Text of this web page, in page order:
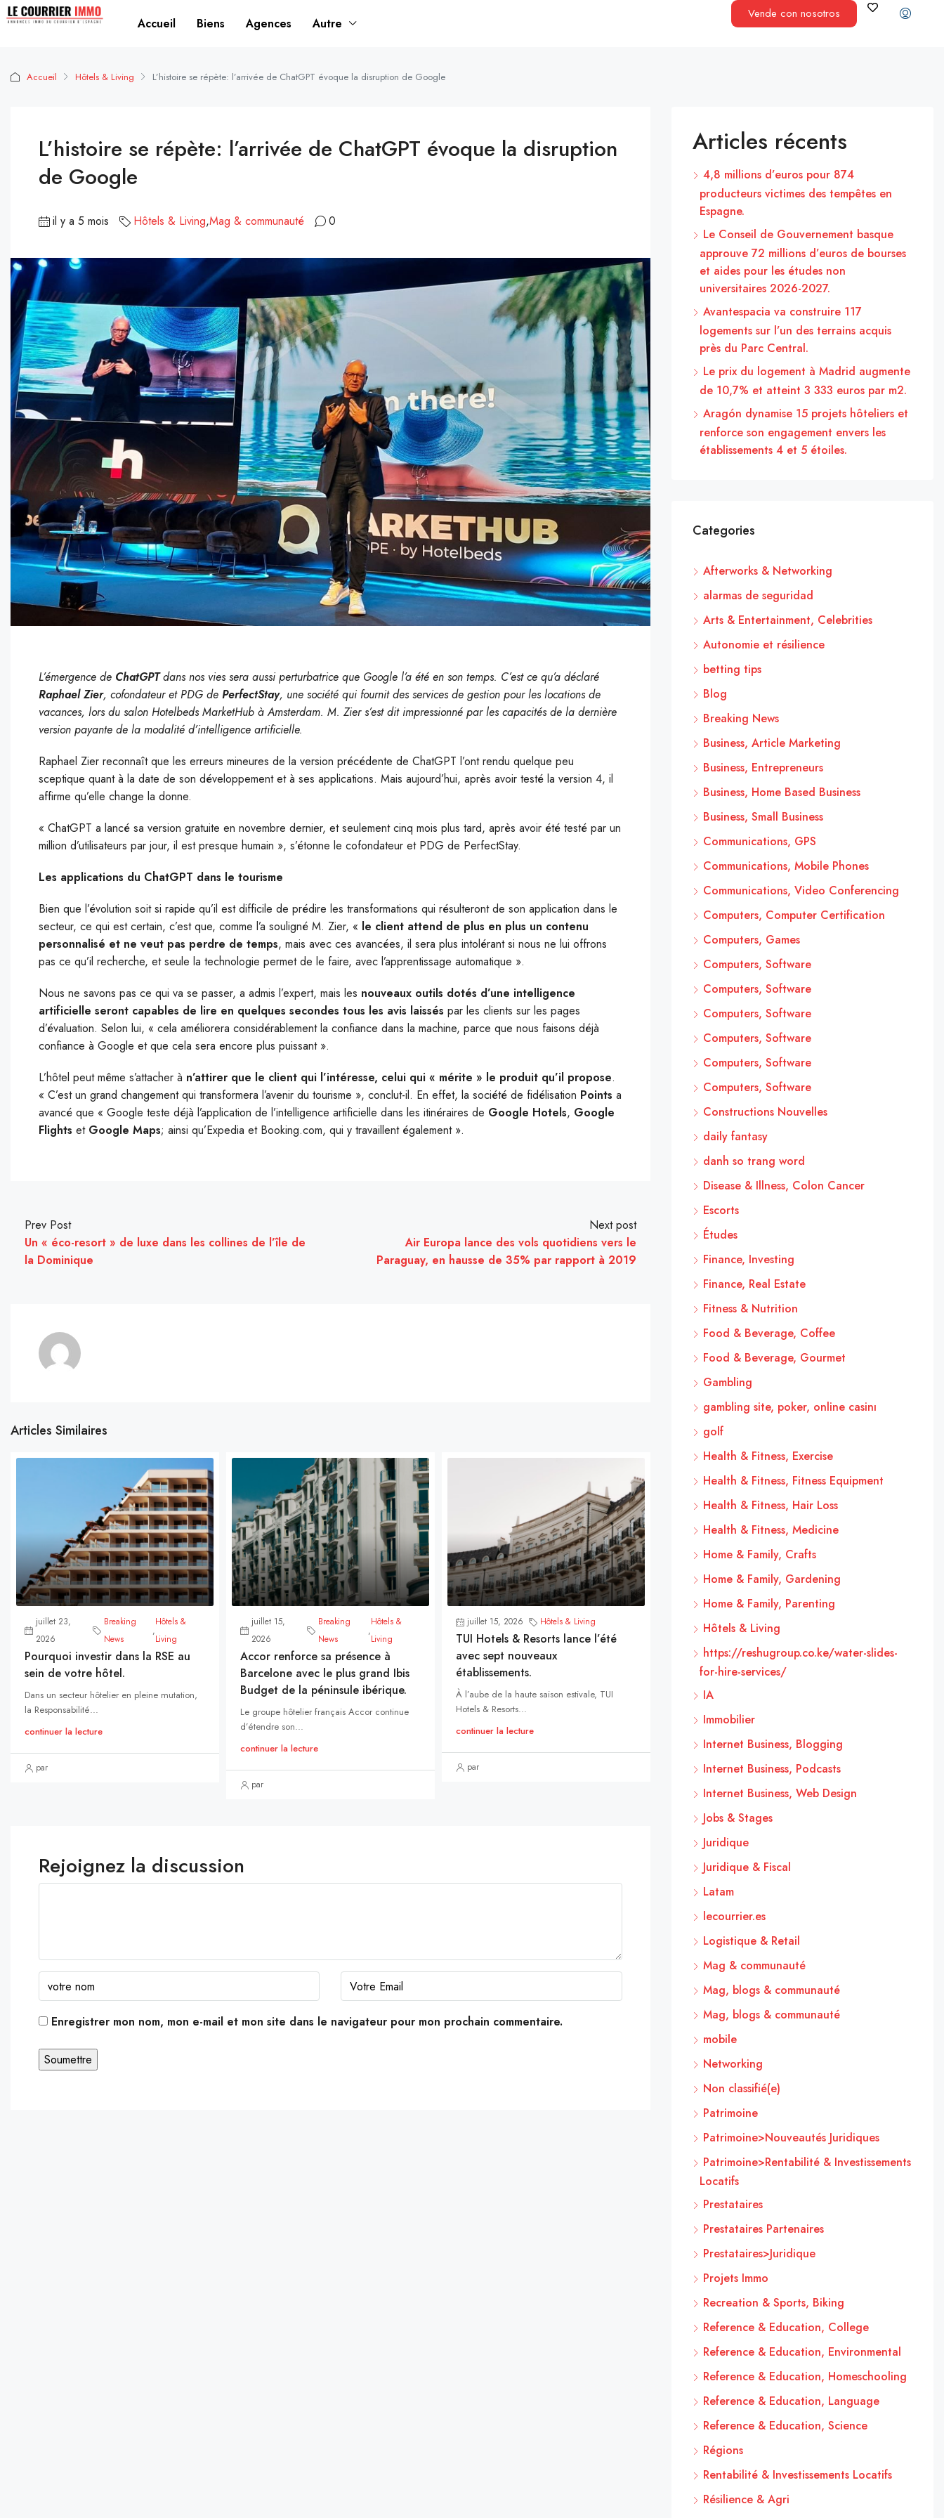
Accueil Biens Agences Autre
Vende con nosotros
Accueil Hôtels & Living L’histoire se répète: l’arrivée de ChatGPT évoque la disruption de Google
L’histoire se répète: l’arrivée de ChatGPT évoque la disruption
de Google
il y a 5 mois Hôtels & Living,Mag & communauté 0
L’émergence de ChatGPTdans nos vies sera aussi perturbatrice que Google l’a été en son temps. C’est ce qu’a déclaré
Raphael Zier, cofondateur et PDG de PerfectStay, une société qui fournit des services de gestion pour les locations de
vacances, lors du salon Hotelbeds MarketHub à Amsterdam. M. Zier s’est dit impressionné par les capacités de la dernière
version payante de la modalité d’intelligence artificielle.
Raphael Zier reconnaît que les erreurs mineures de la version précédente de ChatGPT l’ont rendu quelque peu
sceptique quant à la date de son développement et à ses applications. Mais aujourd’hui, après avoir testé la version 4, il
affirme qu’elle change la donne.
« ChatGPT a lancé sa version gratuite en novembre dernier, et seulement cinq mois plus tard, après avoir été testé par un
million d’utilisateurs par jour, il est presque humain », s’étonne le cofondateur et PDG de PerfectStay.
Les applications du ChatGPT dans le tourisme
Bien que l’évolution soit si rapide qu’il est difficile de prédire les transformations qui résulteront de son application dans le
secteur, ce qui est certain, c’est que, comme l’a souligné M. Zier, « le client attend de plus en plus un contenu
personnalisé et ne veut pas perdre de temps, mais avec ces avancées, il sera plus intolérant si nous ne lui offrons
pas ce qu’il recherche, et seule la technologie permet de le faire, avec l’apprentissage automatique ».
Nous ne savons pas ce qui va se passer, a admis l’expert, mais les nouveaux outils dotés d’une intelligence
artificielle seront capables de lire en quelques secondes tous les avis laissés par les clients sur les pages
d’évaluation. Selon lui, « cela améliorera considérablement la confiance dans la machine, parce que nous faisons déjà
confiance à Google et que cela sera encore plus puissant ».
L’hôtel peut même s’attacher à n’attirer que le client qui l’intéresse, celui qui « mérite » le produit qu’il propose.
« C’est un grand changement qui transformera l’avenir du tourisme », conclut-il. En effet, la société de fidélisation Points a
avancé que « Google teste déjà l’application de l’intelligence artificielle dans les itinéraires de Google Hotels, Google
Flights et Google Maps; ainsi qu’Expedia et Booking.com, qui y travaillent également ».
Prev Post
Un « éco-resort » de luxe dans les collines de l’île de
la Dominique
Next post
Air Europa lance des vols quotidiens vers le
Paraguay, en hausse de 35% par rapport à 2019
Articles Similaires
juillet 23,
2026
Breaking
News
,
Hôtels &
Living
Pourquoi investir dans la RSE au
sein de votre hôtel.
Dans un secteur hôtelier en pleine mutation,
la Responsabilité...
continuer la lecture
par
juillet 15,
2026
Breaking
News
,
Hôtels &
Living
Accor renforce sa présence à
Barcelone avec le plus grand Ibis
Budget de la péninsule ibérique.
Le groupe hôtelier français Accor continue
d’étendre son...
continuer la lecture
par
juillet 15, 2026 Hôtels & Living
TUI Hotels & Resorts lance l’été
avec sept nouveaux
établissements.
À l’aube de la haute saison estivale, TUI
Hotels & Resorts...
continuer la lecture
par
Rejoignez la discussion
Enregistrer mon nom, mon e-mail et mon site dans le navigateur pour mon prochain commentaire.
Articles récents
4,8 millions d’euros pour 874
producteurs victimes des tempêtes en
Espagne.
Le Conseil de Gouvernement basque
approuve 72 millions d’euros de bourses
et aides pour les études non
universitaires 2026-2027.
Avantespacia va construire 117
logements sur l’un des terrains acquis
près du Parc Central.
Le prix du logement à Madrid augmente
de 10,7% et atteint 3 333 euros par m2.
Aragón dynamise 15 projets hôteliers et
renforce son engagement envers les
établissements 4 et 5 étoiles.
Categories
Afterworks & Networking
alarmas de seguridad
Arts & Entertainment, Celebrities
Autonomie et résilience
betting tips
Blog
Breaking News
Business, Article Marketing
Business, Entrepreneurs
Business, Home Based Business
Business, Small Business
Communications, GPS
Communications, Mobile Phones
Communications, Video Conferencing
Computers, Computer Certification
Computers, Games
Computers, Software
Computers, Software
Computers, Software
Computers, Software
Computers, Software
Computers, Software
Constructions Nouvelles
daily fantasy
danh so trang word
Disease & Illness, Colon Cancer
Escorts
Études
Finance, Investing
Finance, Real Estate
Fitness & Nutrition
Food & Beverage, Coffee
Food & Beverage, Gourmet
Gambling
gambling site, poker, online casinı
golf
Health & Fitness, Exercise
Health & Fitness, Fitness Equipment
Health & Fitness, Hair Loss
Health & Fitness, Medicine
Home & Family, Crafts
Home & Family, Gardening
Home & Family, Parenting
Hôtels & Living
https://reshugroup.co.ke/water-slides-
for-hire-services/
IA
Immobilier
Internet Business, Blogging
Internet Business, Podcasts
Internet Business, Web Design
Jobs & Stages
Juridique
Juridique & Fiscal
Latam
lecourrier.es
Logistique & Retail
Mag & communauté
Mag, blogs & communauté
Mag, blogs & communauté
mobile
Networking
Non classifié(e)
Patrimoine
Patrimoine>Nouveautés Juridiques
Patrimoine>Rentabilité & Investissements
Locatifs
Prestataires
Prestataires Partenaires
Prestataires>Juridique
Projets Immo
Recreation & Sports, Biking
Reference & Education, College
Reference & Education, Environmental
Reference & Education, Homeschooling
Reference & Education, Language
Reference & Education, Science
Régions
Rentabilité & Investissements Locatifs
Résilience & Agri